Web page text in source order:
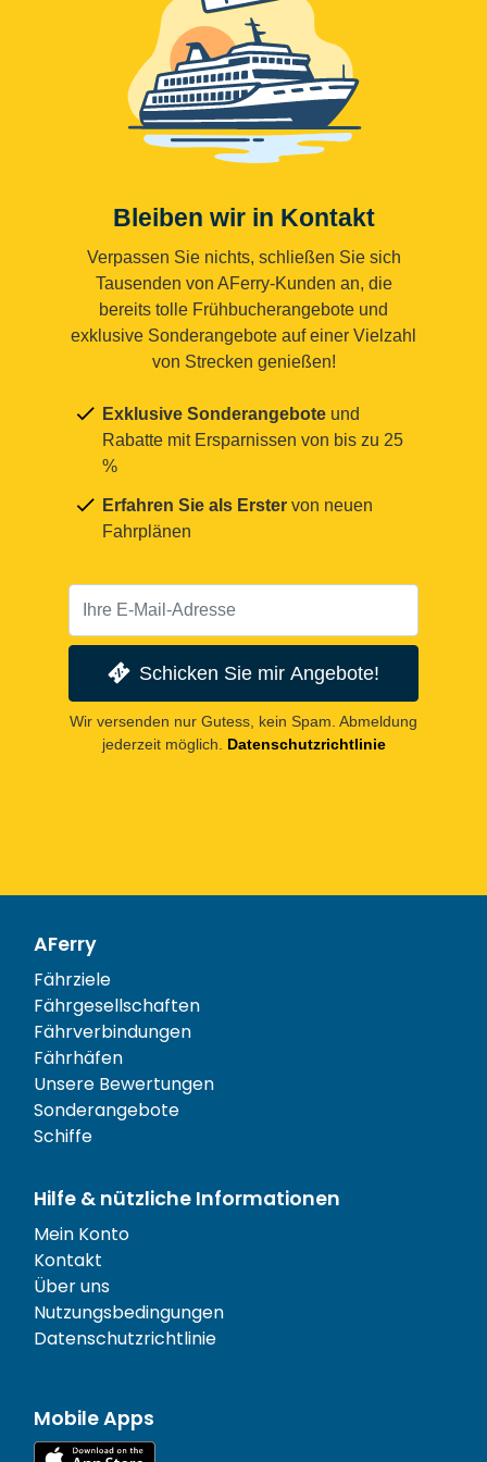
Bleiben wir in Kontakt
Verpassen Sie nichts, schließen Sie sich
Tausenden von AFerry-Kunden an, die
bereits tolle Frühbucherangebote und
exklusive Sonderangebote auf einer Vielzahl
von Strecken genießen!
Exklusive Sonderangebote und
Rabatte mit Ersparnissen von bis zu 25
%
Erfahren Sie als Erster von neuen
Fahrplänen
Schicken Sie mir Angebote!
Wir versenden nur Gutess, kein Spam. Abmeldung
jederzeit möglich.
Datenschutzrichtlinie
AFerry
Fährziele
Fährgesellschaften
Fährverbindungen
Fährhäfen
Unsere Bewertungen
Sonderangebote
Schiffe
Hilfe & nützliche Informationen
Mein Konto
Kontakt
Über uns
Nutzungsbedingungen
Datenschutzrichtlinie
Mobile Apps